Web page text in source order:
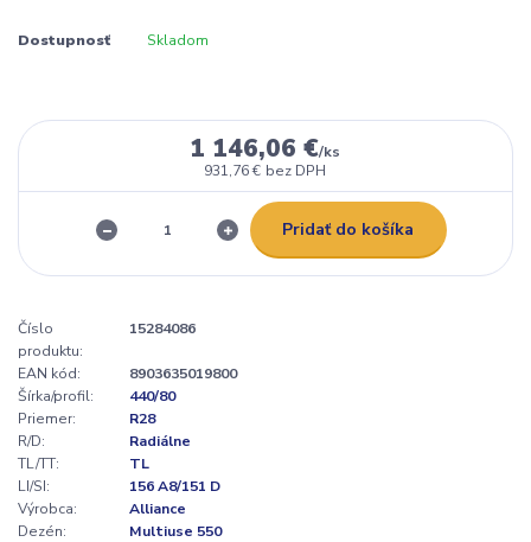
Dostupnosť Skladom
1 146,06 €/ks
931,76 € bez DPH
Pridať do košíka
Číslo
produktu:
15284086
EAN kód:
8903635019800
Šírka/profil:
440/80
Priemer:
R28
R/D:
Radiálne
TL/TT:
TL
LI/SI:
156 A8/151 D
Výrobca:
Alliance
Dezén:
Multiuse 550